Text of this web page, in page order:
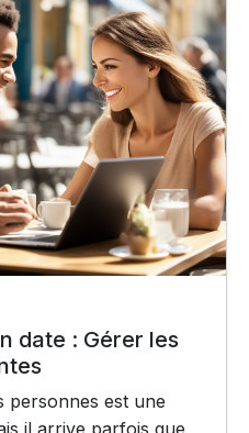
date : Gérer les
personnes est une
il arrive parfois que